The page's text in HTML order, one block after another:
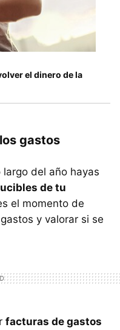
el dinero de la
gastos
del año hayas
de tu
el momento de
y valorar si se
facturas de gastos